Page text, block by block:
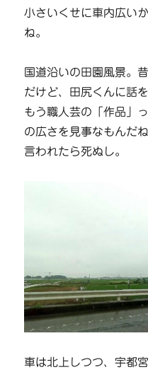
小さいくせに車内広い
ね。
国道沿いの田園風景。
だけど、田尻くんに話
もう職人芸の「作品」
の広さを見事なもんだ
言われたら死ぬし。
車は北上しつつ、宇都